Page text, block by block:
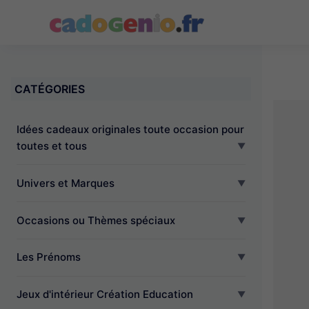
Cadogenio.fr
CATÉGORIES
Idées cadeaux originales toute occasion pour
toutes et tous
Univers et Marques
Occasions ou Thèmes spéciaux
Les Prénoms
Jeux d'intérieur Création Education